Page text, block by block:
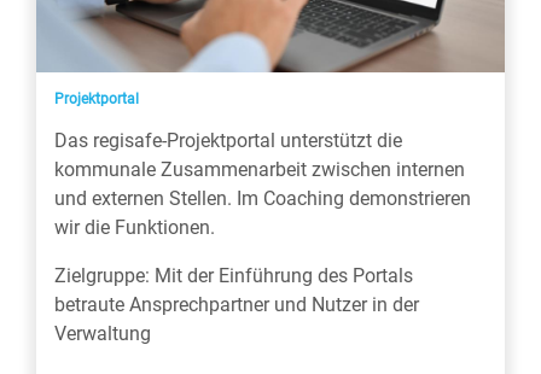
Projektportal
Das regisafe-Projektportal unterstützt die
kommunale Zusammenarbeit zwischen internen
und externen Stellen. Im Coaching demonstrieren
wir die Funktionen.
Zielgruppe: Mit der Einführung des Portals
betraute Ansprechpartner und Nutzer in der
Verwaltung